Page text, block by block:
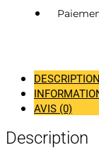
DESCRIPTION
AVIS (0)
Description